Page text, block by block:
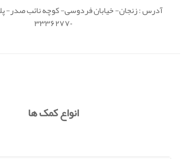
۳۳۳۶۲۷۷۰
انواع کمک ها